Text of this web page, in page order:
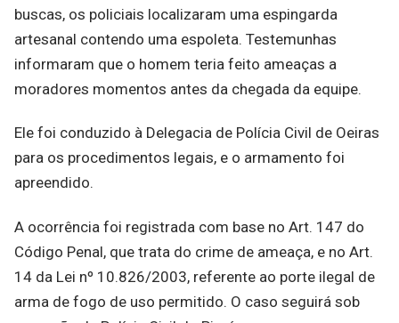
buscas, os policiais localizaram uma espingarda
artesanal contendo uma espoleta. Testemunhas
informaram que o homem teria feito ameaças a
moradores momentos antes da chegada da equipe.
Ele foi conduzido à Delegacia de Polícia Civil de Oeiras
para os procedimentos legais, e o armamento foi
apreendido.
A ocorrência foi registrada com base no Art. 147 do
Código Penal, que trata do crime de ameaça, e no Art.
14 da Lei nº 10.826/2003, referente ao porte ilegal de
arma de fogo de uso permitido. O caso seguirá sob